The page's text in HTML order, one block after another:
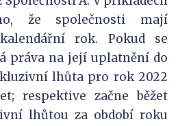
že společnosti mají
rok. Pokud se
práva na její uplatnění do
lhůta pro rok 2022
respektive začne běžet
lhůtou za období roku